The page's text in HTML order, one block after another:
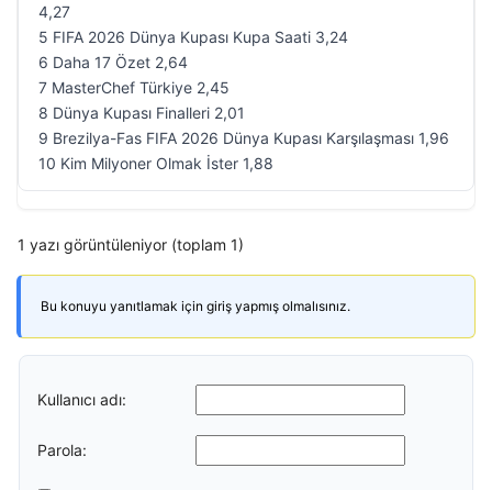
4,27
5 FIFA 2026 Dünya Kupası Kupa Saati 3,24
6 Daha 17 Özet 2,64
7 MasterChef Türkiye 2,45
8 Dünya Kupası Finalleri 2,01
9 Brezilya-Fas FIFA 2026 Dünya Kupası Karşılaşması 1,96
10 Kim Milyoner Olmak İster 1,88
1 yazı görüntüleniyor (toplam 1)
Bu konuyu yanıtlamak için giriş yapmış olmalısınız.
Kullanıcı adı:
Parola: